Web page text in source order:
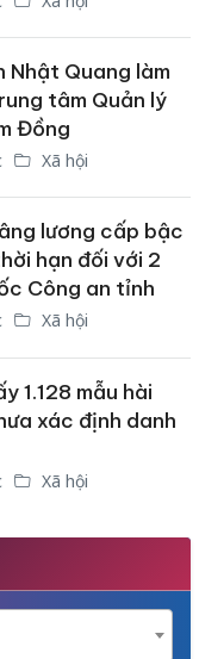
Nhật Quang làm
tâm Quản lý
Đồng
Xã hội
lương cấp bậc
hạn đối với 2
Công an tỉnh
Xã hội
1.128 mẫu hài
xác định danh
Xã hội